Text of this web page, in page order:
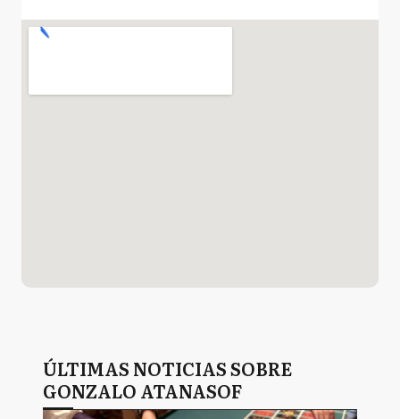
ÚLTIMAS NOTICIAS SOBRE
GONZALO ATANASOF